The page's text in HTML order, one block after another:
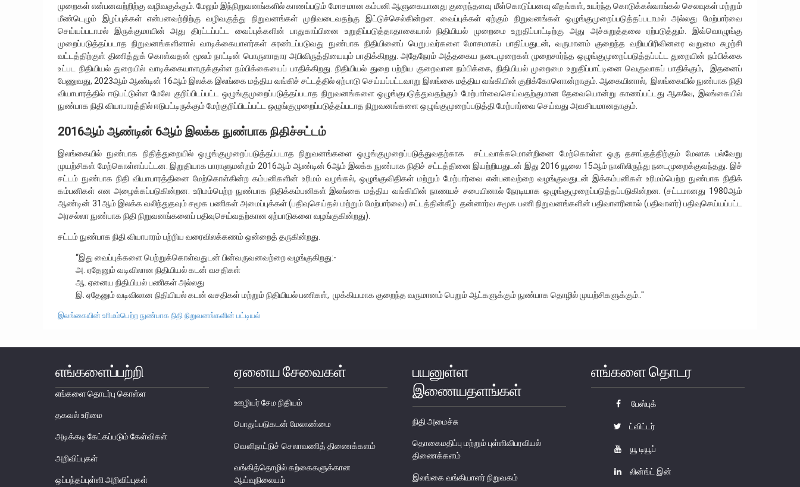
முறைகள் என்பனவற்றிற்கு வழிவகுக்கும். மேலும் இந்நிறுவனங்களில் காணப்படும் மோசமான கம்பனி ஆளுகையானது குறைந்தளவு மீள்கொடுப்பனவு வீதங்கள், உயர்ந்த கொடுக்கல்வாங்கல் செலவுகள் மற்றும்
மீண்டெழும் இழப்புக்கள் என்பனவற்றிற்கு வழிவகுத்து நிறுவனங்கள் முறிவடைவதற்கு இட்டுச்செல்கின்றன. வைப்புக்கள் ஏற்கும் நிறுவனங்கள் ஒழுங்குமுறைப்படுத்தப்படாமல் அல்லது மேற்பார்வை
செய்யப்படாமல் இருக்குமாயின் அது திரட்டப்பட்ட வைப்புக்களின் பாதுகாப்பினை உறுதிப்படுத்தாதாகையால் நிதியியல் முறைமை உறுதிப்பாட்டிற்கு அது அச்சுறுத்தலை ஏற்படுத்தும். இவ்வொழுங்கு
முறைப்படுத்தப்படாத நிறுவனங்களினால் வாடிக்கையாளர்கள் சுரண்டப்படுவது நுண்பாக நிதியினைப் பெறுபவர்களை மோசமாகப் பாதிப்பதுடன், வருமானம் குறைந்த வறியபிரிவினரை வறுமை சுழற்சி
வட்டத்திற்குள் திணித்துக் கொள்வதன் மூலம் நாட்டின் பொருளாதார அபிவிருத்தியையும் பாதிக்கிறது. அதேநேரம் அத்தகைய நடைமுறைகள் முறைசார்ந்த ஒழுங்குமுறைப்படுத்தப்பட்ட துறையின் நம்பிக்கை
உட்பட நிதியியல் துறையில் வாடிக்கையாளருக்குள்ள நம்பிக்கையைப் பாதிக்கிறது. நிதியியல் துறை பற்றிய குறைவான நம்பிக்கை, நிதியியல் முறைமை உறுதிப்பாட்டினை வெகுவாகப் பாதிக்கும், இதனைப்
பேணுவது, 2023ஆம் ஆண்டின் 16ஆம் இலக்க இலங்கை மத்திய வங்கிச் சட்டத்தில் ஏற்பாடு செய்யப்பட்டவாறு இலங்கை மத்திய வங்கியின் குறிக்கோளொன்றாகும். ஆகையினால், இலங்கையில் நுண்பாக நிதி
வியாபாரத்தில் ஈடுபட்டுள்ள மேலே குறிப்பிடப்பட்ட ஒழுங்குமுறைப்படுத்தப்படாத நிறுவனங்களை ஒழுங்குபடுத்துவதற்கும் மேற்பாா்வைசெய்வதற்குமான தேவையொன்று காணப்பட்டது ஆகவே, இலங்கையில்
நுண்பாக நிதி வியாபாரத்தில் ஈடுபட்டிருக்கும் மேற்குறிப்பிடப்பட்ட ஒழுங்குமுறைப்படுத்தப்படாத நிறுவனங்களை ஒழுங்குமுறைப்படுத்தி மேற்பார்வை செய்வது அவசியமானதாகும்.
2016ஆம் ஆண்டின் 6ஆம் இலக்க நுண்பாக நிதிச்சட்டம்
இலங்கையில் நுண்பாக நிதித்துறையில் ஒழுங்குமுறைப்படுத்தப்படாத நிறுவனங்களை ஒழுங்குமுறைப்படுத்துவதற்காக சட்டவாக்கமொன்றினை மேற்கொள்ள ஒரு தசாப்தத்திற்கும் மேலாக பல்வேறு
முயற்சிகள் மேற்கொள்ளப்பட்டன. இறுதியாக பாராளுமன்றம் 2016ஆம் ஆண்டின் 6ஆம் இலக்க நுண்பாக நிதிச் சட்டத்தினை இயற்றியதுடன் இது 2016 யூலை 15ஆம் நாளிலிருந்து நடைமுறைக்குவந்தது. இச்
சட்டம் நுண்பாக நிதி வியாபாரத்தினை மேற்கொள்கின்ற கம்பனிகளின் உரிமம் வழங்கல், ஒழுங்குவிதிகள் மற்றும் மேற்பார்வை என்பனவற்றை வழங்குவதுடன் இக்கம்பனிகள் உரிமம்பெற்ற நுண்பாக நிதிக்
கம்பனிகள் என அழைக்கப்படுகின்றன. உரிமம்பெற்ற நுண்பாக நிதிக்கம்பனிகள் இலங்கை மத்திய வங்கியின் நாணயச் சபையினால் நேரடியாக ஒழுங்குமுறைப்படுத்தப்படுகின்றன. (சட்டமானது 1980ஆம்
ஆண்டின் 31ஆம் இலக்க வலிந்துதவும் சமூக பணிகள் அமைப்புக்கள் (பதிவுசெய்தல் மற்றும் மேற்பார்வை) சட்டத்தின்கீழ் தன்னார்வ சமூக பணி நிறுவனங்களின் பதிவாளரினால் (பதிவாளர்) பதிவுசெய்யப்பட்ட
அரசல்லா நுண்பாக நிதி நிறுவனங்களைப் பதிவுசெய்வதற்கான ஏற்பாடுகளை வழங்குகின்றது).
சட்டம் நுண்பாக நிதி வியாபாரம் பற்றிய வரைவிலக்கணம் ஒன்றைத் தருகின்றது.
“இது வைப்புக்களை பெற்றுக்கொள்வதுடன் பின்வருவனவற்றை வழங்குகிறது:-
அ. ஏதேனும் வடிவிலான நிதியியல் கடன் வசதிகள்
ஆ. ஏனைய நிதியியல் பணிகள் அல்லது
இ. ஏதேனும் வடிவிலான நிதியியல் கடன் வசதிகள் மற்றும் நிதியியல் பணிகள், முக்கியமாக குறைந்த வருமானம் பெறும் ஆட்களுக்கும் நுண்பாக தொழில் முயற்சிகளுக்கும்..''
இலங்கையின் உாிமம்பெற்ற நுண்பாக நிதி நிறுவனங்களின் பட்டியல்
எங்களைப்பற்றி
எங்களை தொடர்பு கொள்ள
தகவல் உரிமை
அடிக்கடி கேட்கப்படும் கேள்விகள்
அறிவிப்புகள்
ஒப்பந்தப்புள்ளி அறிவிப்புகள்
ஏனைய சேவைகள்
ஊழியர் சேம நிதியம்
பொதுப்படுகடன் மேலாண்மை
வௌிநாட்டுச் செலாவணித் திணைக்களம்
வங்கித்தொழில் கற்கைகளுக்கான
ஆய்வுநிலையம்
பயனுள்ள
இணையதளங்கள்
நிதி அமைச்சு
தொகைமதிப்பு மற்றும் புள்ளிவிபரவியல்
திணைக்களம்
இலங்கை வங்கியாளர் நிறுவகம்
எங்களை தொடர
பேஸ்புக்
ட்விட்டர்
யூ டியூப்
லின்ங்ட் இன்